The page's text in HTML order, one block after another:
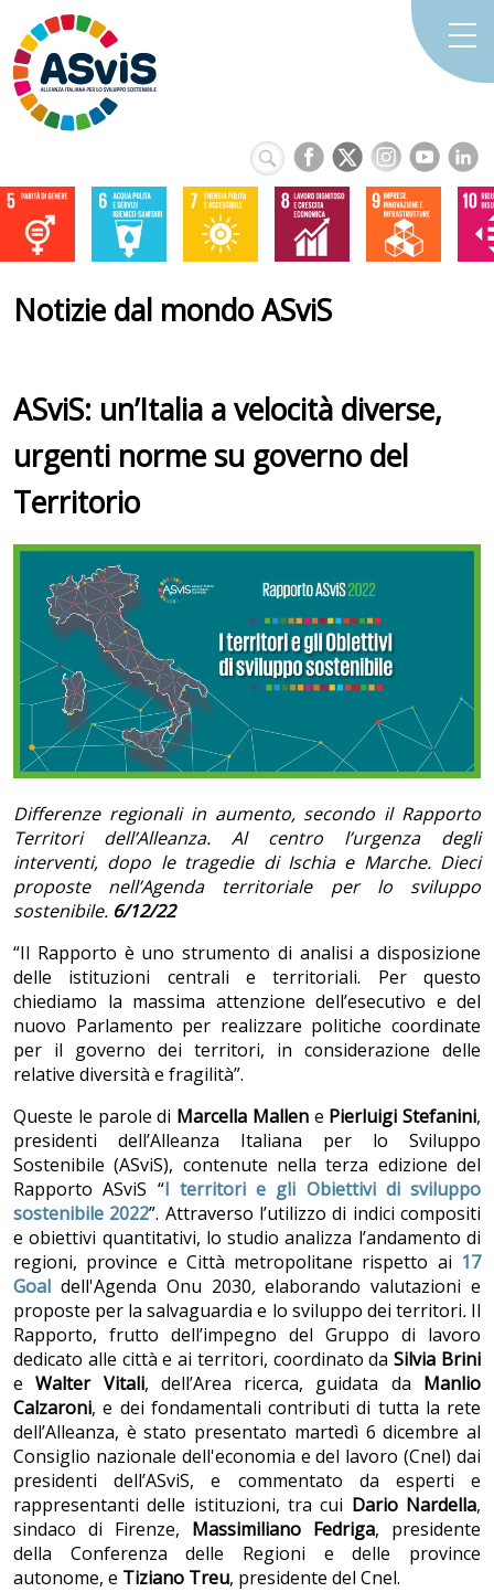
Notizie dal mondo ASviS
ASviS: un’Italia a velocità diverse,
urgenti norme su governo del
Territorio
Differenze regionali in aumento, secondo il Rapporto
Territori dell’Alleanza. Al centro l’urgenza degli
interventi, dopo le tragedie di Ischia e Marche. Dieci
proposte nell’Agenda territoriale per lo sviluppo
sostenibile. 6/12/22
“Il Rapporto è uno strumento di analisi a disposizione
delle istituzioni centrali e territoriali. Per questo
chiediamo la massima attenzione dell’esecutivo e del
nuovo Parlamento per realizzare politiche coordinate
per il governo dei territori, in considerazione delle
relative diversità e fragilità”.
Queste le parole di Marcella Mallene Pierluigi Stefanini,
presidenti dell’Alleanza Italiana per lo Sviluppo
Sostenibile (ASviS), contenute nella terza edizione del
Rapporto ASviS “I territori e gli Obiettivi di sviluppo
sostenibile 2022”. Attraverso l’utilizzo di indici compositi
e obiettivi quantitativi, lo studio analizza l’andamento di
regioni, province e Città metropolitane rispetto ai 17
Goal dell'Agenda Onu 2030,elaborando valutazioni e
proposte per la salvaguardia e lo sviluppo dei territori.Il
Rapporto, frutto dell’impegno del Gruppo di lavoro
dedicato alle città e ai territori, coordinato daSilvia Brini
eWalter Vitali, dell’Area ricerca, guidata da Manlio
Calzaroni, e dei fondamentali contributi di tutta la rete
dell’Alleanza, è stato presentato martedì 6 dicembre al
Consiglio nazionale dell'economia e del lavoro (Cnel) dai
presidenti dell’ASviS, e commentato da esperti e
rappresentanti delle istituzioni, tra cui Dario Nardella,
sindaco di Firenze, Massimiliano Fedriga, presidente
della Conferenza delle Regioni e delle province
autonome, e Tiziano Treu, presidente del Cnel.